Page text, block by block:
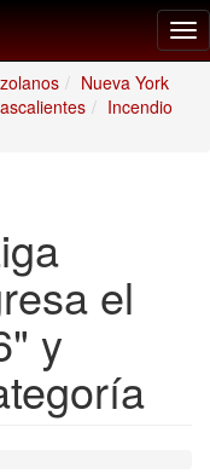
Nueva York
Incendio
el
y